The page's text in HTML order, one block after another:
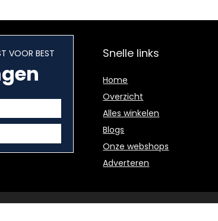
VOOR BEST Snelle links
Home
Overzicht
Alles winkelen
Blogs
Onze webshops
Adverteren